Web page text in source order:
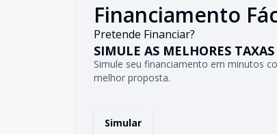
Financiamento
Pretende Financiar?
SIMULE AS MELHORES
Simule seu financiamento em minutos
melhor proposta.
Simular